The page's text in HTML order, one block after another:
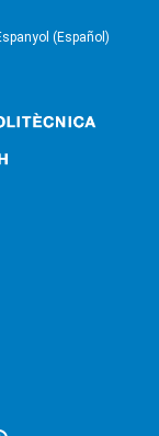
(Español)